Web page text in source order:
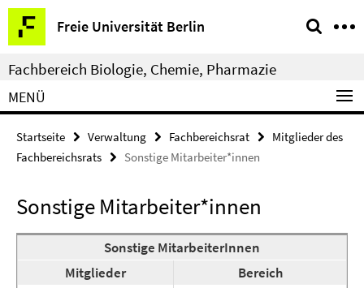
Springe
direkt
zu
Inhalt
Freie Universität Berlin
Service-
Navigation
Fachbereich Biologie, Chemie, Pharmazie
MENÜ
Startseite Verwaltung Fachbereichsrat
Mitglieder des
Fachbereichsrats
Sonstige Mitarbeiter*innen
Sonstige Mitarbeiter*innen
Sonstige MitarbeiterInnen
Mitglieder
Bereich